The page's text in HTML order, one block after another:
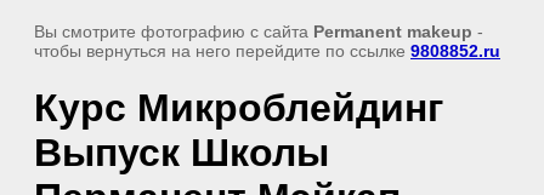
Вы смотрите фотографию с сайта Permanent makeup -
чтобы вернуться на него перейдите по ссылке 9808852.ru
Курс Микроблейдинг
Выпуск Школы